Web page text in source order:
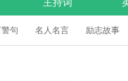
句 名人名言 励志故事